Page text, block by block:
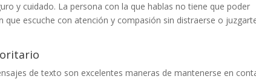
y cuidado. La persona con la que hablas no tiene que poder
escuche con atención y compasión sin distraerse o
de texto son excelentes maneras de mantenerse en